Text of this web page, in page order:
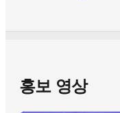
홍보 영상